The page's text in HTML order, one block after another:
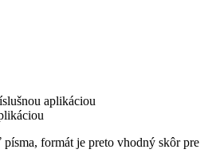
aplikáciou
formát je preto vhodný skôr pre